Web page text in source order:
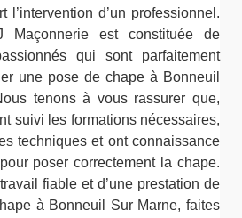
l’intervention d’un professionnel.
Maçonnerie est constituée de
qui sont parfaitement
une pose de chape à Bonneuil
tenons à vous rassurer que,
suivi les formations nécessaires,
techniques et ont connaissance
poser correctement la chape.
fiable et d’une prestation de
à Bonneuil Sur Marne, faites